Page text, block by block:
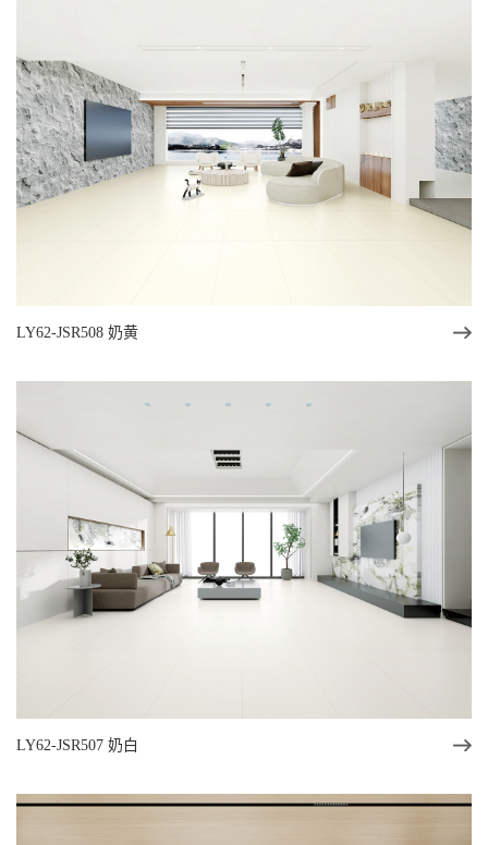
LY62-JSR508 奶黄
LY62-JSR507 奶白